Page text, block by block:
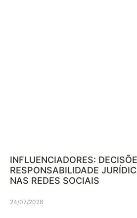
INFLUENCIADORES:
RESPONSABILIDADE
NAS REDES SOCIAIS
24/07/2026